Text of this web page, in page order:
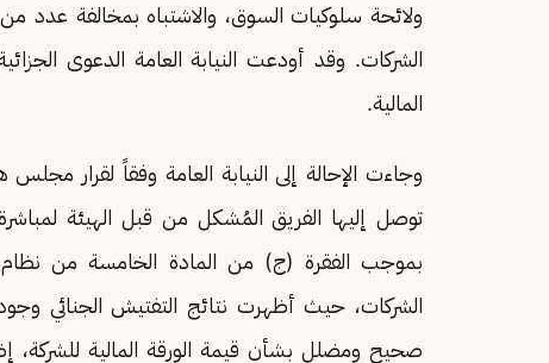
ولائحة سلوكيات السوق، والاشتباه بمخالفة
الشركات. وقد أودعت النيابة العامة الدعوى
المالية.
وجاءت الإحالة إلى النيابة العامة وفقاً لقرار مجلس
توصل إليها الفريق المُشكل من قبل الهيئة
بموجب الفقرة (ج) من المادة الخامسة من نظام
الشركات، حيث أظهرت نتائج التفتيش الجنائي
صحيح ومضلل بشأن قيمة الورقة المالية للشركة،